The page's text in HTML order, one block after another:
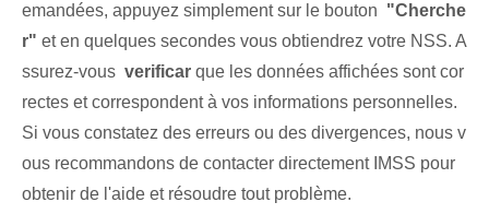
emandées, appuyez simplement sur le bouton ⁤ "Cherche
r" et en quelques secondes vous obtiendrez votre NSS. A
ssurez-vous ⁤ verificar que les ⁤données affichées sont cor
rectes et correspondent à ‍vos informations personnelles.
Si vous constatez des erreurs ou des divergences, nous v
ous recommandons de contacter directement IMSS pour
obtenir de l'aide et résoudre tout problème.